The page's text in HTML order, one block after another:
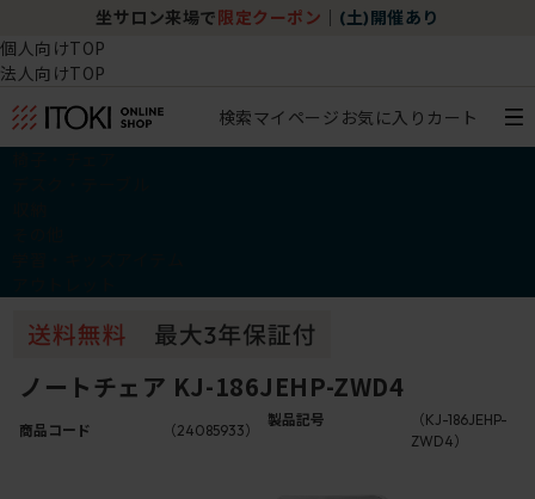
坐サロン来場で 限定クーポン (土)開催あり
個人向けTOP
法人向けTOP
検索マイページ お気に入り カート
ノートチェア KJ-186JEHP-ZWD4
商品コード （24085933）
製品記号
（KJ-186JEHP-
ZWD4）